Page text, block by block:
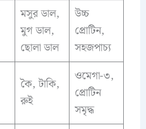
মসুর ডাল,
মুগ ডাল,
ছোলা ডাল
উচ্চ
প্রোটিন,
সহজপাচ্য
কৈ, টাকি,
রুই
ওমেগা-৩,
প্রোটিন
সমৃদ্ধ